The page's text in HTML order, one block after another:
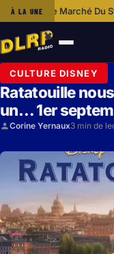
À LA UNE
Marché Du Streaming
Ouvrir
le
menu
CULTURE DISNEY
Ratatouille
un… 1er
Corine Yernaux3 min de